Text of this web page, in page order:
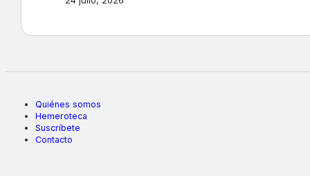
Quiénes somos
Hemeroteca
Suscríbete
Contacto